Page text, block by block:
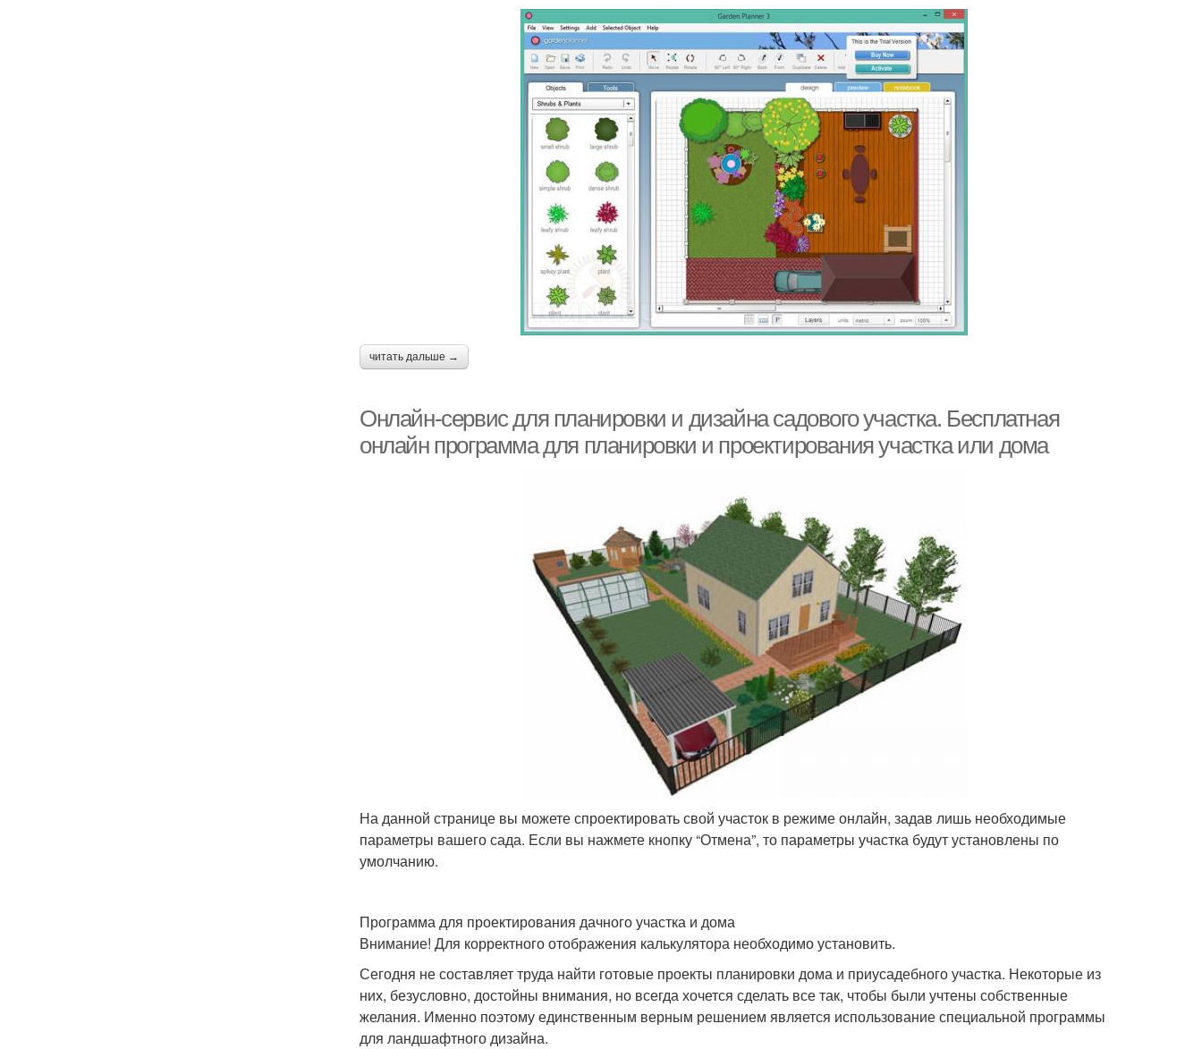
читать дальше →
Онлайн-сервис для планировки и дизайна садового участка. Бесплатная
онлайн программа для планировки и проектирования участка или дома
На данной странице вы можете спроектировать свой участок в режиме онлайн, задав лишь необходимые
параметры вашего сада. Если вы нажмете кнопку “Отмена”, то параметры участка будут установлены по
умолчанию.
Программа для проектирования дачного участка и дома
Внимание! Для корректного отображения калькулятора необходимо установить.
Сегодня не составляет труда найти готовые проекты планировки дома и приусадебного участка. Некоторые из
них, безусловно, достойны внимания, но всегда хочется сделать все так, чтобы были учтены собственные
желания. Именно поэтому единственным верным решением является использование специальной программы
для ландшафтного дизайна.